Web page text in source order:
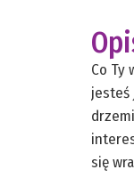
Co Ty
jesteś
się